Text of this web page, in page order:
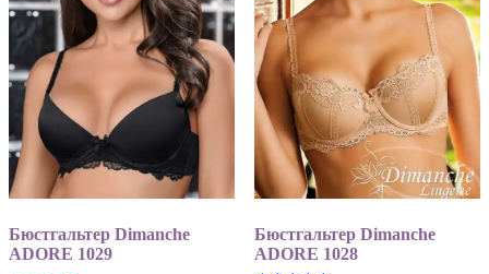
Бюстгальтер Dimanche
ADORE 1029
Бюстгальтер Dimanche
ADORE 1028